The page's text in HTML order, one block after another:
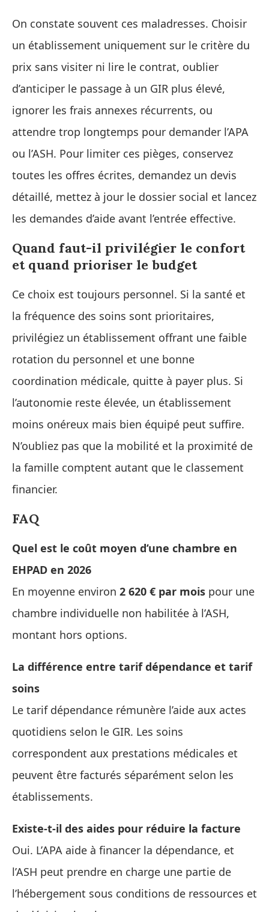
On constate souvent ces maladresses. Choisir
un établissement uniquement sur le critère du
prix sans visiter ni lire le contrat, oublier
d’anticiper le passage à un GIR plus élevé,
ignorer les frais annexes récurrents, ou
attendre trop longtemps pour demander l’APA
ou l’ASH. Pour limiter ces pièges, conservez
toutes les offres écrites, demandez un devis
détaillé, mettez à jour le dossier social et lancez
les demandes d’aide avant l’entrée effective.
Quand faut-il privilégier le confort
et quand prioriser le budget
Ce choix est toujours personnel. Si la santé et
la fréquence des soins sont prioritaires,
privilégiez un établissement offrant une faible
rotation du personnel et une bonne
coordination médicale, quitte à payer plus. Si
l’autonomie reste élevée, un établissement
moins onéreux mais bien équipé peut suffire.
N’oubliez pas que la mobilité et la proximité de
la famille comptent autant que le classement
financier.
FAQ
Quel est le coût moyen d’une chambre en
EHPAD en 2026
En moyenne environ 2 620 € par mois pour une
chambre individuelle non habilitée à l’ASH,
montant hors options.
La différence entre tarif dépendance et tarif
soins
Le tarif dépendance rémunère l’aide aux actes
quotidiens selon le GIR. Les soins
correspondent aux prestations médicales et
peuvent être facturés séparément selon les
établissements.
Existe-t-il des aides pour réduire la facture
Oui. L’APA aide à financer la dépendance, et
l’ASH peut prendre en charge une partie de
l’hébergement sous conditions de ressources et